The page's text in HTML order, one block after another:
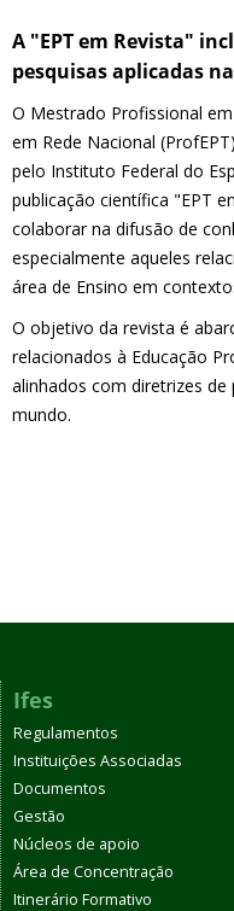
A "EPT em Revista"
pesquisas aplicadas
O Mestrado Profissional
em Rede Nacional
pelo Instituto Federal do
publicação científica "EPT
colaborar na difusão de
especialmente aqueles
área de Ensino em
O objetivo da revista é
relacionados à Educação
alinhados com diretrizes
mundo.
Ifes
Regulamentos
Instituições Associadas
Documentos
Gestão
Núcleos de apoio
Área de Concentração
Itinerário Formativo